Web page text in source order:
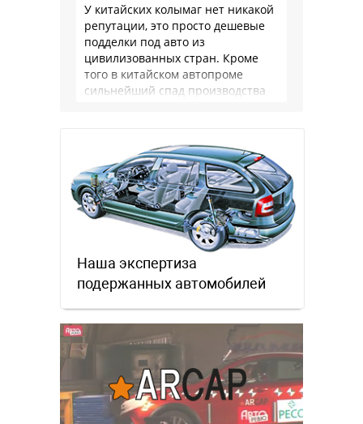
У китайских колымаг нет никакой
репутации, это просто дешевые
подделки под авто из
цивилизованных стран. Кроме
того в китайском автопроме
сильнейший спад производства
Наша экспертиза
подержанных автомобилей